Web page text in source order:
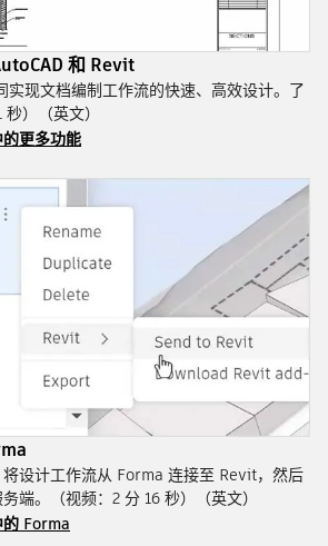
和 Revit
实现文档编制工作流的快速、高效设计。了
）（英文）
更多功能
设计工作流从 Forma 连接至 Revit，然后
端。（视频：2 分 16 秒）（英文）
Forma